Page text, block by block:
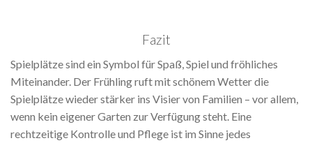
Fazit
Spielplätze sind ein Symbol für Spaß, Spiel und fröhliches
Miteinander. Der Frühling ruft mit schönem Wetter die
Spielplätze wieder stärker ins Visier von Familien – vor allem,
wenn kein eigener Garten zur Verfügung steht. Eine
rechtzeitige Kontrolle und Pflege ist im Sinne jedes